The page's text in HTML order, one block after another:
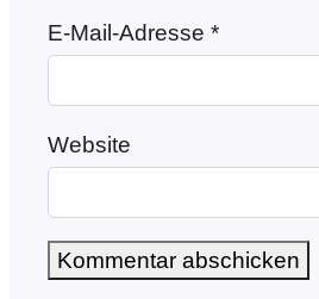
E-Mail-Adresse *
Website